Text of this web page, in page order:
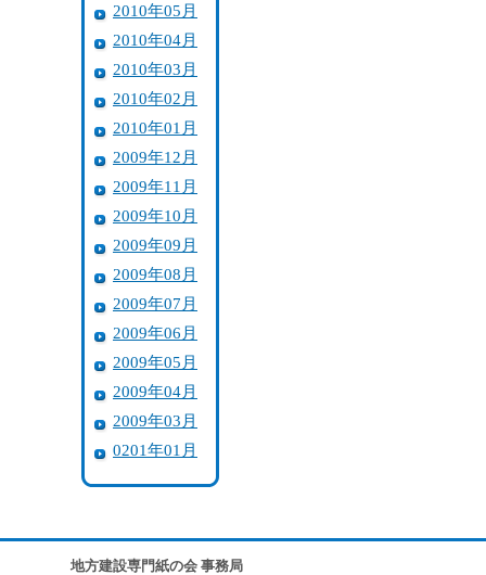
2010年05月
2010年04月
2010年03月
2010年02月
2010年01月
2009年12月
2009年11月
2009年10月
2009年09月
2009年08月
2009年07月
2009年06月
2009年05月
2009年04月
2009年03月
0201年01月
地方建設専門紙の会 事務局